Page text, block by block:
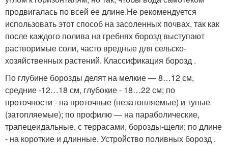
продвигалась по всей ее длине.Не рекомендуется
использовать этот способ на засо­ленных почвах, так как
после каждого полива на гребнях борозд выступают
растворимые соли, часто вредные для сельско­
хозяйственных расте­ний. Классификация борозд .
По глубине бо­розды делят на мелкие — 8…12 см,
средние -12…18 см, глубокие - 18…22 см; по
проточности - на проточные (незатопляемые) и тупые
(затоп­ляемые); по профилю — на параболические,
трапе­цеидальные, с террасами, борозды-щели; по дли­не
- на короткие и длин­ные. Устройство поливных борозд .